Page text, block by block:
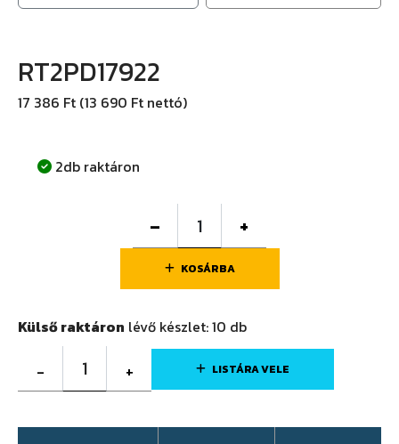
RT2PD17922
17 386 Ft (13 690 Ft nettó)
2db raktáron
– +
KOSÁRBA
Külső raktáron lévő készlet:10 db
- 1 + LISTÁRA VELE